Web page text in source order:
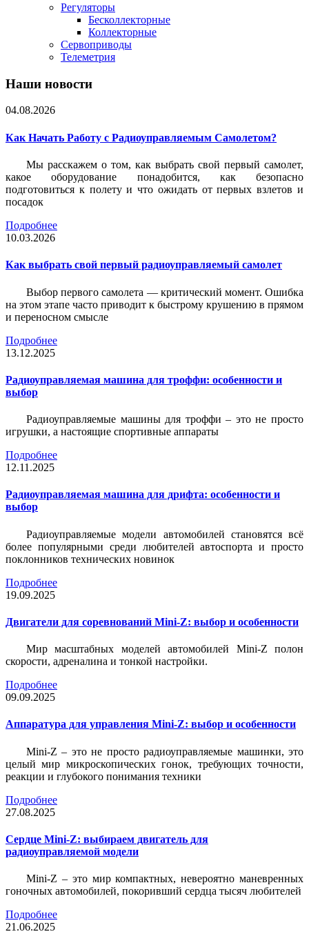
Регуляторы
Бесколлекторные
Коллекторные
Сервоприводы
Телеметрия
Наши новости
04.08.2026
Как Начать Работу с Радиоуправляемым Самолетом?
Мы расскажем о том, как выбрать свой первый самолет,
какое оборудование понадобится, как безопасно
подготовиться к полету и что ожидать от первых взлетов и
посадок
Подробнее
10.03.2026
Как выбрать свой первый радиоуправляемый самолет
Выбор первого самолета — критический момент. Ошибка
на этом этапе часто приводит к быстрому крушению в прямом
и переносном смысле
Подробнее
13.12.2025
Радиоуправляемая машина для троффи: особенности и
выбор
Радиоуправляемые машины для троффи – это не просто
игрушки, а настоящие спортивные аппараты
Подробнее
12.11.2025
Радиоуправляемая машина для дрифта: особенности и
выбор
Радиоуправляемые модели автомобилей становятся всё
более популярными среди любителей автоспорта и просто
поклонников технических новинок
Подробнее
19.09.2025
Двигатели для соревнований Mini-Z: выбор и особенности
Мир масштабных моделей автомобилей Mini-Z полон
скорости, адреналина и тонкой настройки.
Подробнее
09.09.2025
Аппаратура для управления Mini-Z: выбор и особенности
Mini-Z – это не просто радиоуправляемые машинки, это
целый мир микроскопических гонок, требующих точности,
реакции и глубокого понимания техники
Подробнее
27.08.2025
Сердце Mini-Z: выбираем двигатель для
радиоуправляемой модели
Mini-Z – это мир компактных, невероятно маневренных
гоночных автомобилей, покоривший сердца тысяч любителей
Подробнее
21.06.2025